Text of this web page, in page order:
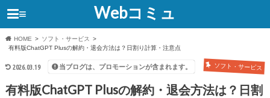
Webコミュ
≡
HOME
ソフト・サービス
有料版ChatGPT Plusの解約・退会方法は？日割り計算・注意点
2026.03.19 ソフト・サービス
当ブログは、プロモーションが含まれます。
有料版ChatGPT Plusの解約・退会方法は？日割